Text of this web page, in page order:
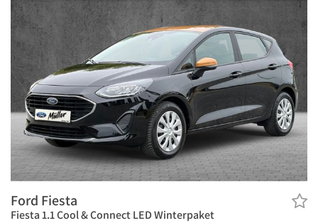
Ford Fiesta
Fiesta 1.1 Cool & Connect LED Winterpaket